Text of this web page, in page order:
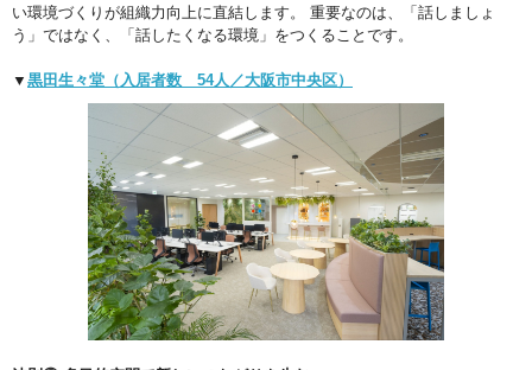
い環境づくりが組織力向上に直結します。 重要なのは、「話しましょ
う」ではなく、「話したくなる環境」をつくることです。
▼ 黒田生々堂（入居者数 54人／大阪市中央区）